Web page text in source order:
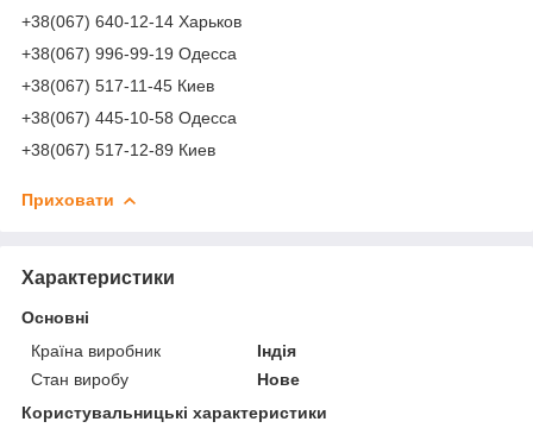
+38(067) 640-12-14 Харьков
+38(067) 996-99-19 Одесса
+38(067) 517-11-45 Киев
+38(067) 445-10-58 Одесса
+38(067) 517-12-89 Киев
Приховати
Характеристики
Основні
Країна виробник
Індія
Стан виробу
Нове
Користувальницькі характеристики